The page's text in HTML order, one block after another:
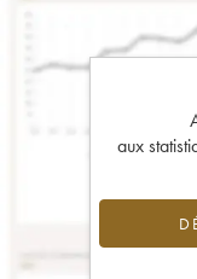
aux